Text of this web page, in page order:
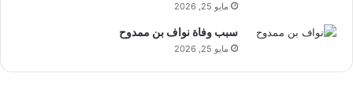
مايو 25, 2026
سبب وفاة نواف بن ممدوح
مايو 25, 2026